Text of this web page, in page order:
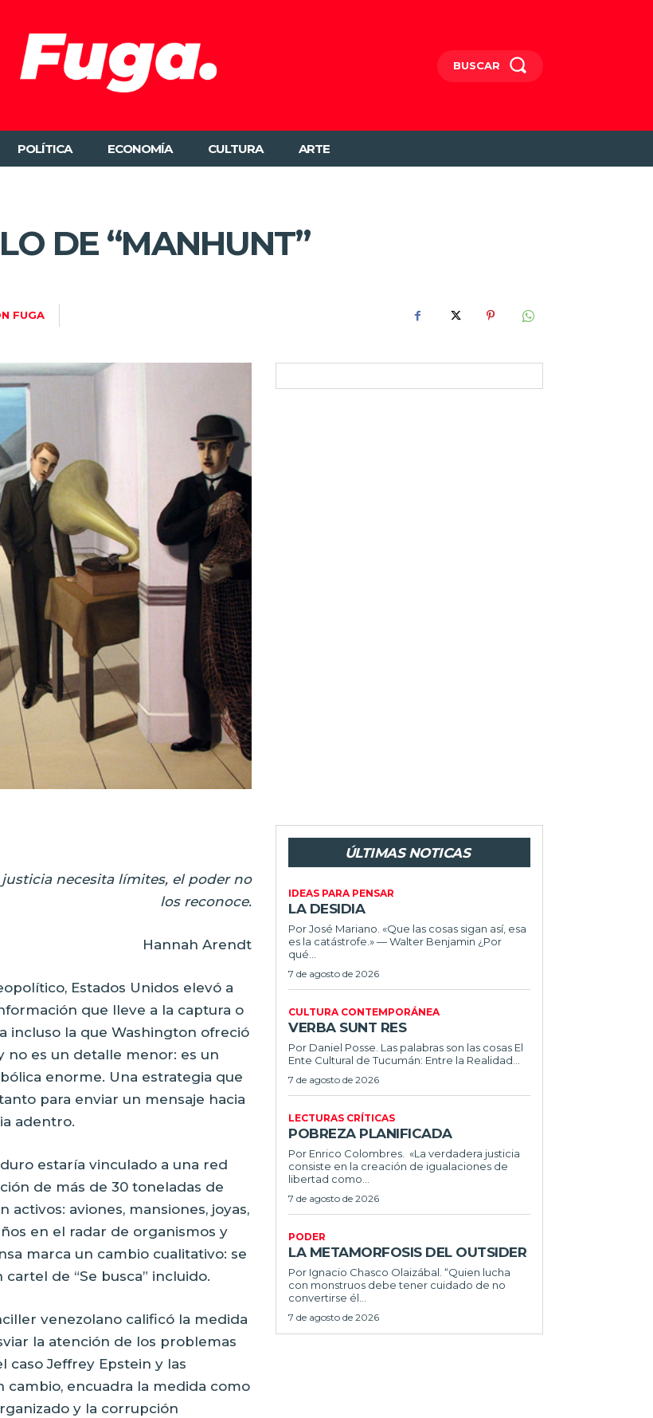
BUSCAR
POLÍTICA ECONOMÍA CULTURA ARTE
DE “MANHUNT”
FUGA
justicia necesita límites, el poder no
los reconoce.
Hannah Arendt
Estados Unidos elevó a
que lleve a la captura o
incluso la que Washington ofreció
no es un detalle menor: es un
enorme. Una estrategia que
para enviar un mensaje hacia
adentro.
estaría vinculado a una red
de más de 30 toneladas de
aviones, mansiones, joyas,
en el radar de organismos y
marca un cambio cualitativo: se
de “Se busca” incluido.
venezolano calificó la medida
la atención de los problemas
caso Jeffrey Epstein y las
cambio, encuadra la medida como
y la corrupción
ÚLTIMAS NOTICAS
IDEAS PARA PENSAR
LA DESIDIA
Por José Mariano. «Que las cosas sigan así, esa
es la catástrofe.» — Walter Benjamin ¿Por
qué...
7 de agosto de 2026
CULTURA CONTEMPORÁNEA
VERBA SUNT RES
Por Daniel Posse. Las palabras son las cosas El
Ente Cultural de Tucumán: Entre la Realidad...
7 de agosto de 2026
LECTURAS CRÍTICAS
POBREZA PLANIFICADA
Por Enrico Colombres. «La verdadera justicia
consiste en la creación de igualaciones de
libertad como...
7 de agosto de 2026
PODER
LA METAMORFOSIS DEL OUTSIDER
Por Ignacio Chasco Olaizábal. “Quien lucha
con monstruos debe tener cuidado de no
convertirse él...
7 de agosto de 2026